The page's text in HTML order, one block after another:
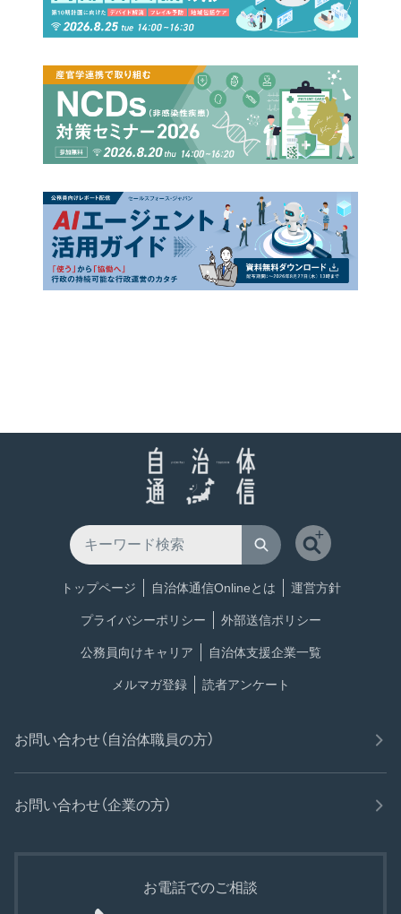
トップページ 自治体通信Onlineとは 運営方針
プライバシーポリシー 外部送信ポリシー
公務員向けキャリア 自治体支援企業一覧
メルマガ登録 読者アンケート
お問い合わせ（自治体職員の方）
お問い合わせ（企業の方）
お電話でのご相談